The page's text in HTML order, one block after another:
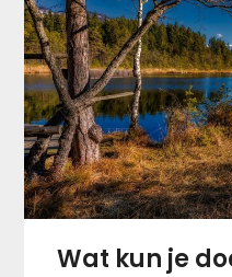
Wat kun je